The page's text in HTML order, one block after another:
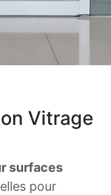
Vitrage
surfaces
pour